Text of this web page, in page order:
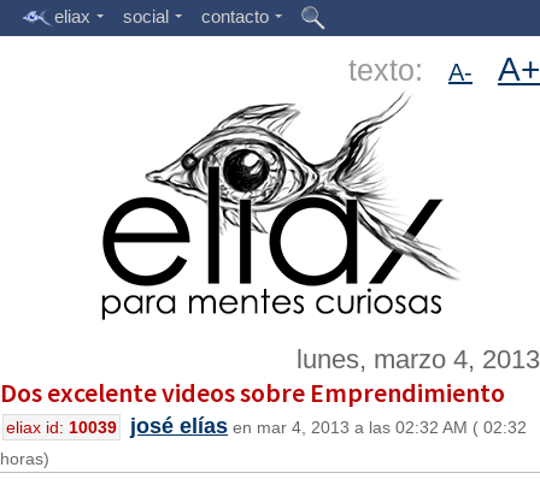
eliax social contacto
texto: A- A+
lunes, marzo 4, 2013
Dos excelente videos sobre Emprendimiento
eliax id: 10039 josé elías en mar 4, 2013 a las 02:32 AM ( 02:32
horas)